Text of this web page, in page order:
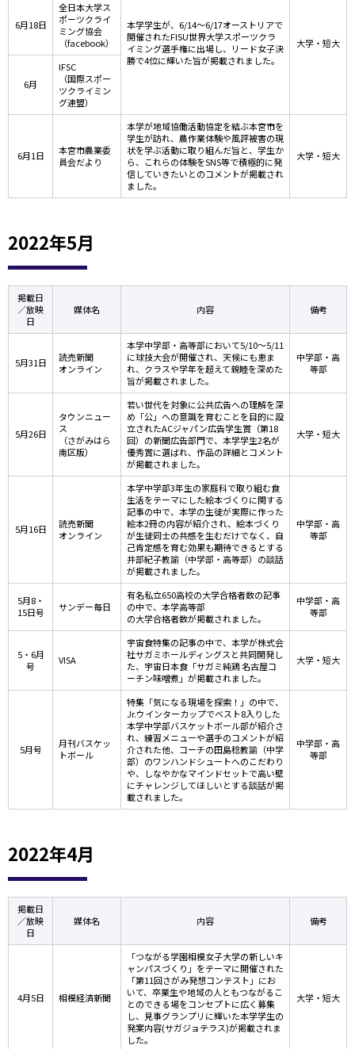
本学学生が、6/14～6/17オーストリアで
開催されたFISU世界大学スポーツクラ
イミング選手権に出場し、リード女子決
勝で4位に輝いた旨が掲載されました。
大学・短大
6月18日
全日本大学ス
ポーツクライ
ミング協会
（facebook）
6月
IFSC
（国際スポー
ツクライミン
グ連盟）
6月1日
本宮市農業委
員会だより
本学が地域協働活動協定を結ぶ本宮市を
学生が訪れ、農作業体験や風評被害の現
状を学ぶ活動に取り組んだ旨と、学生か
ら、これらの体験をSNS等で積極的に発
信していきたいとのコメントが掲載され
ました。
大学・短大
2022年5月
掲載日
／放映
日
媒体名 内容 備考
5月31日
読売新聞
オンライン
本学中学部・高等部において5/10～5/11
に球技大会が開催され、天候にも恵ま
れ、クラスや学年を超えて親睦を深めた
旨が掲載されました。
中学部・高
等部
5月26日
タウンニュー
ス
（さがみはら
南区版）
若い世代を対象に公共広告への理解を深
め「公」への意識を育むことを目的に設
立されたACジャパン広告学生賞（第18
回）の新聞広告部門で、本学学生2名が
優秀賞に選ばれ、作品の詳細とコメント
が掲載されました。
大学・短大
5月16日
読売新聞
オンライン
本学中学部3年生の家庭科で取り組む食
生活をテーマにした絵本づくりに関する
記事の中で、本学の生徒が実際に作った
絵本2冊の内容が紹介され、絵本づくり
が生徒同士の共感を生むだけでなく、自
己肯定感を育む効果も期待できるとする
井部紀子教諭（中学部・高等部）の談話
が掲載されました。
中学部・高
等部
5月8・
15日号
サンデー毎日
有名私立650高校の大学合格者数の記事
の中で、本学高等部
の大学合格者数が掲載されました。
中学部・高
等部
5・6月
号
VISA
宇宙食特集の記事の中で、本学が株式会
社サガミホールディングスと共同開発し
た、宇宙日本食「サガミ純鶏 名古屋コ
ーチン味噌煮」が掲載されました。
大学・短大
5月号
月刊バスケッ
トボール
特集「気になる現場を探索！」の中で、
Jr.ウインターカップでベスト8入りした
本学中学部バスケットボール部が紹介さ
れ、練習メニューや選手のコメントが紹
介された他、コーチの田島稔教諭（中学
部）のワンハンドシュートへのこだわり
や、しなやかなマインドセットで高い壁
にチャレンジしてほしいとする談話が掲
載されました。
中学部・高
等部
2022年4月
掲載日
／放映
日
媒体名 内容 備考
4月5日 相模経済新聞
「つながる学園相模女子大学の新しいキ
ャンパスづくり」をテーマに開催された
「第11回さがみ発想コンテスト」にお
いて、卒業生や地域の人ともつながるこ
とのできる場をコンセプトに広く募集
し、見事グランプリに輝いた本学学生の
発案内容(サガジョテラス)が掲載されま
した。
大学・短大